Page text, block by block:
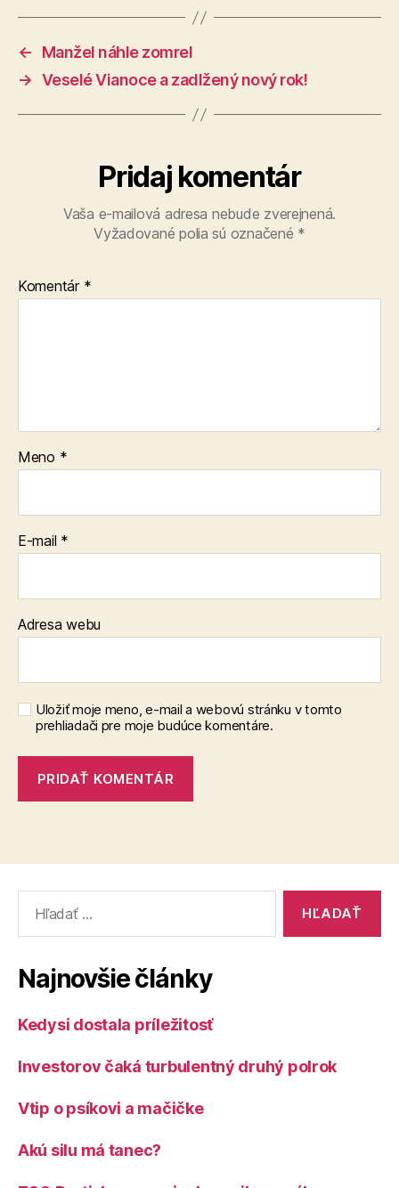
←
Manžel náhle zomrel
→ Veselé Vianoce a zadlžený nový rok!
Pridaj komentár
Vaša e-mailová adresa nebude zverejnená.
Vyžadované polia sú označené *
Komentár *
Meno *
E-mail *
Adresa webu
Uložiť moje meno, e-mail a webovú stránku v tomto
prehliadači pre moje budúce komentáre.
Najnovšie články
Kedysi dostala príležitosť
Investorov čaká turbulentný druhý polrok
Vtip o psíkovi a mačičke
Akú silu má tanec?